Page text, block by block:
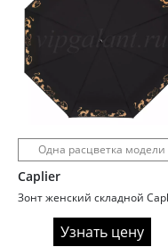
Одна расцветка модели
Caplier
Узнать цену